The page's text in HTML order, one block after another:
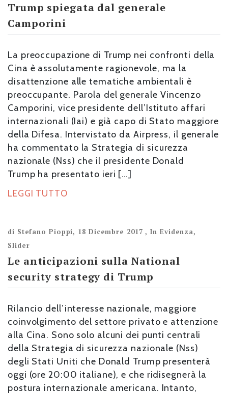
Trump spiegata dal generale
Camporini
La preoccupazione di Trump nei confronti della
Cina è assolutamente ragionevole, ma la
disattenzione alle tematiche ambientali è
preoccupante. Parola del generale Vincenzo
Camporini, vice presidente dell’Istituto affari
internazionali (Iai) e già capo di Stato maggiore
della Difesa. Intervistato da Airpress, il generale
ha commentato la Strategia di sicurezza
nazionale (Nss) che il presidente Donald
Trump ha presentato ieri […]
LEGGI TUTTO
di Stefano Pioppi, 18 Dicembre 2017 ,In Evidenza,
Slider
Le anticipazioni sulla National
security strategy di Trump
Rilancio dell’interesse nazionale, maggiore
coinvolgimento del settore privato e attenzione
alla Cina. Sono solo alcuni dei punti centrali
della Strategia di sicurezza nazionale (Nss)
degli Stati Uniti che Donald Trump presenterà
oggi (ore 20:00 italiane), e che ridisegnerà la
postura internazionale americana. Intanto,